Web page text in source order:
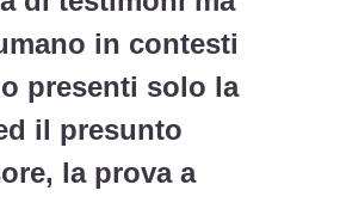
in contesti
presenti solo la
il presunto
la prova a